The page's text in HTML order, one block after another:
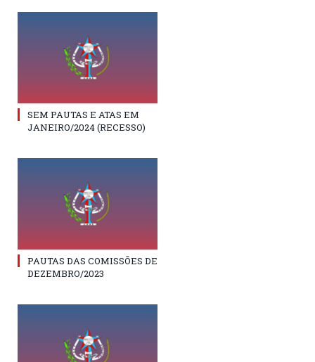
SEM PAUTAS E ATAS EM
JANEIRO/2024 (RECESSO)
PAUTAS DAS COMISSÕES DE
DEZEMBRO/2023